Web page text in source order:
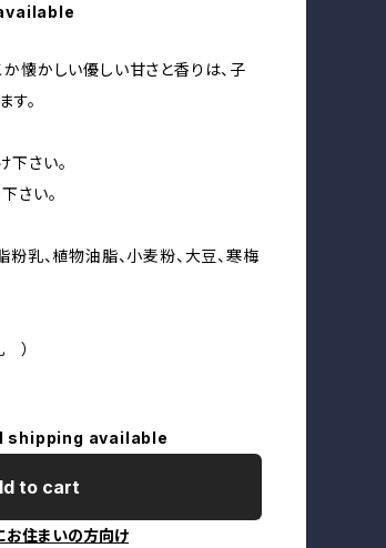
懐かしい優しい甘さと香りは、子
す。
下さい。
さい。
粉乳、植物油脂、小麦粉、大豆、寒梅
）
shipping available
to cart
お住まいの方向け